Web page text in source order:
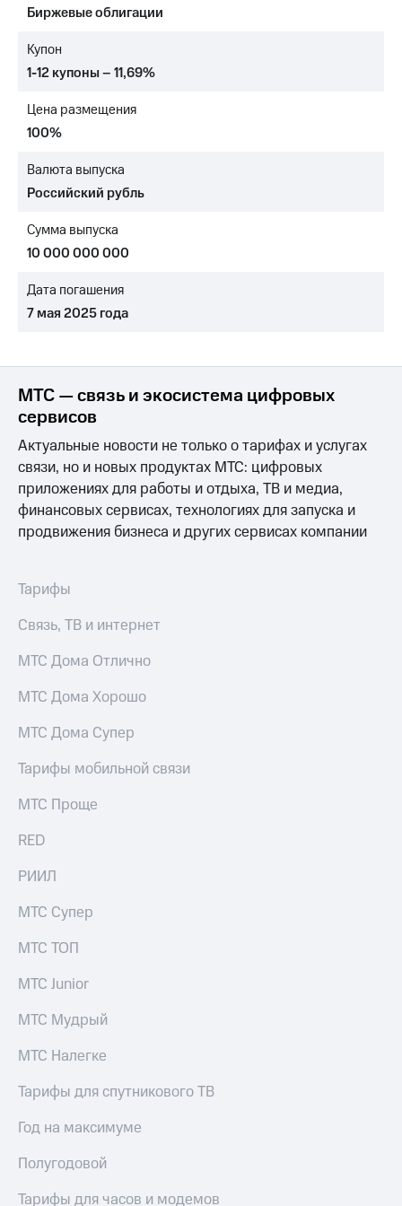
Достижения
Интервью
отчетность
Контакты
Новости
в
и акционерам
Корпоративное
Корпоративный
секретарь
Раскрытие
информации
Информация
акционерам
Документы
ПАО
"МТС"
Собрания
акционеров
капитал
и
Рынок
Описание
Программа
Порядок
выкупа
Описание
Уведомление
погашении
облигаций
Реквизиты
Контакты
развитие
На главную
Биржевые облигации
Купон
1-12 купоны – 11,69%
Цена размещения
100%
Валюта выпуска
Российский рубль
Сумма выпуска
10 000 000 000
Дата погашения
7 мая 2025 года
МТС — связь и экосистема цифровых
сервисов
Актуальные новости не только о тарифах и услугах
связи, но и новых продуктах МТС: цифровых
приложениях для работы и отдыха, ТВ и медиа,
финансовых сервисах, технологиях для запуска и
продвижения бизнеса и других сервисах компании
Тарифы
Связь, ТВ и интернет
МТС Дома Отлично
МТС Дома Хорошо
МТС Дома Супер
Тарифы мобильной связи
МТС Проще
RED
РИИЛ
МТС Супер
МТС ТОП
МТС Junior
МТС Мудрый
МТС Налегке
Тарифы для спутникового ТВ
Год на максимуме
Полугодовой
Тарифы для часов и модемов